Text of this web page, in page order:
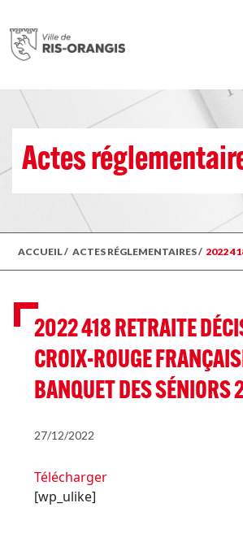
Actes
ACCUEIL/ ACTES RÉGLEMENTAIRES/ 2022
2022 418 RETRAITE
CROIX-ROUGE
BANQUET DES SÉNIORS
27/12/2022
Télécharger
[wp_ulike]